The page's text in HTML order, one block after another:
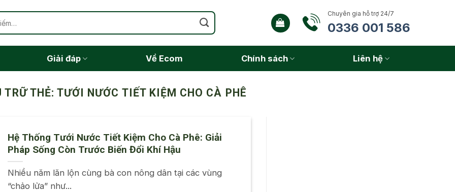
Chuyên gia hỗ trợ 24/7
0336 001 586
Giải đáp Về Ecom Chính sách Liên hệ
TRỮ THẺ: TƯỚI NƯỚC TIẾT KIỆM CHO CÀ PHÊ
Hệ Thống Tưới Nước Tiết Kiệm Cho Cà Phê: Giải
Pháp Sống Còn Trước Biến Đổi Khí Hậu
Nhiều năm lăn lộn cùng bà con nông dân tại các vùng
“chảo lửa” như...